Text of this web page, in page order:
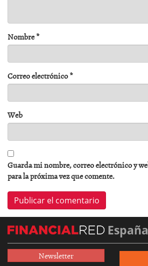
Nombre*
Correo electrónico*
Web
Guarda mi nombre, correo electrónico y
para la próxima vez que comente.
España
Newsletter